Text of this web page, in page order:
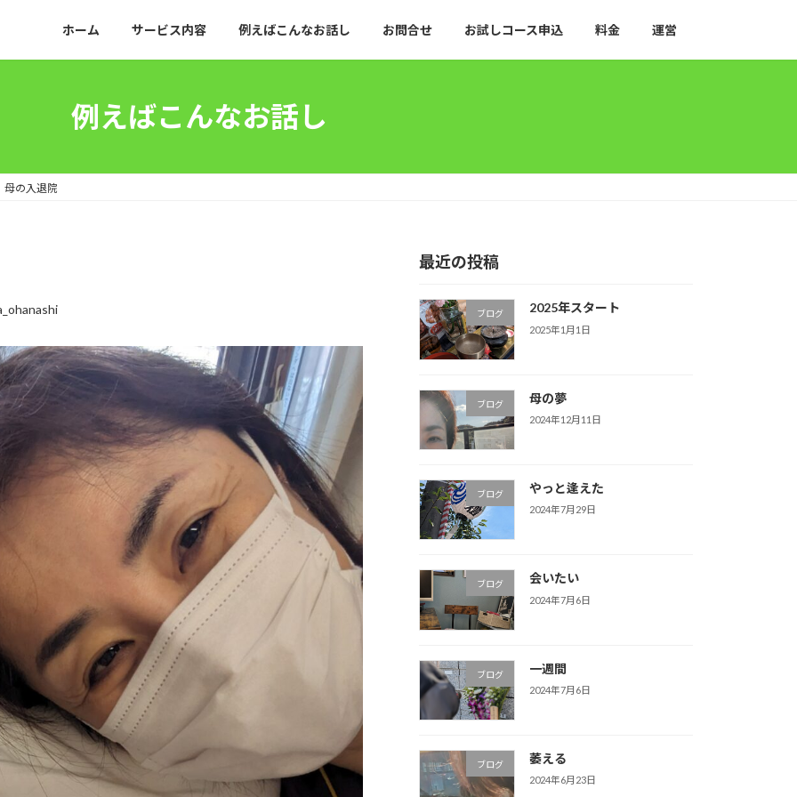
ホーム サービス内容 例えばこんなお話し お問合せ お試しコース申込 料金 運営
例えばこんなお話し
母の入退院
最近の投稿
ブログ 2025年スタート
2025年1月1日
ブログ 母の夢
2024年12月11日
ブログ やっと逢えた
2024年7月29日
ブログ 会いたい
2024年7月6日
ブログ 一週間
2024年7月6日
ブログ 萎える
2024年6月23日